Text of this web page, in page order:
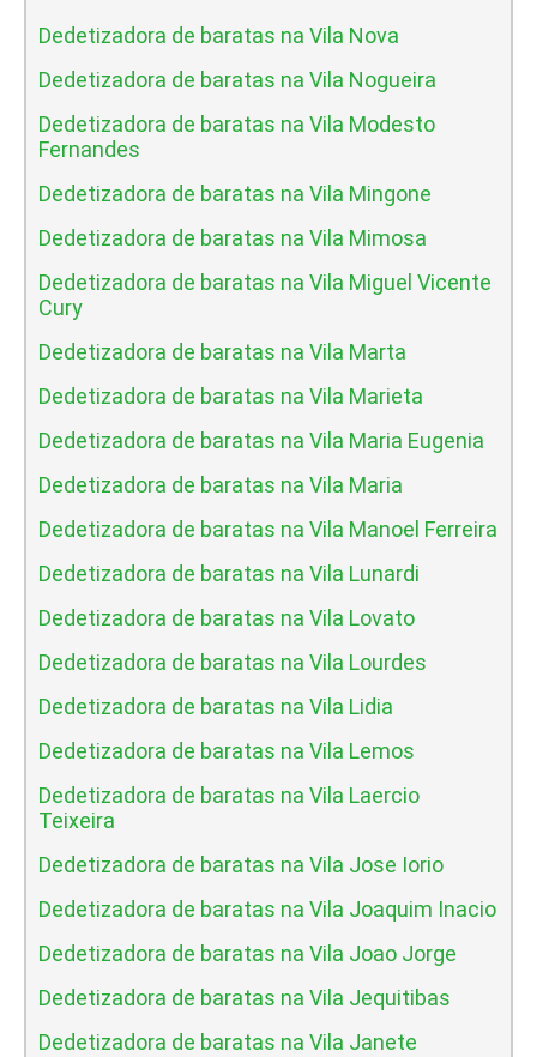
Dedetizadora de baratas na Vila Nova
Dedetizadora de baratas na Vila Nogueira
Dedetizadora de baratas na Vila Modesto
Fernandes
Dedetizadora de baratas na Vila Mingone
Dedetizadora de baratas na Vila Mimosa
Dedetizadora de baratas na Vila Miguel Vicente
Cury
Dedetizadora de baratas na Vila Marta
Dedetizadora de baratas na Vila Marieta
Dedetizadora de baratas na Vila Maria Eugenia
Dedetizadora de baratas na Vila Maria
Dedetizadora de baratas na Vila Manoel Ferreira
Dedetizadora de baratas na Vila Lunardi
Dedetizadora de baratas na Vila Lovato
Dedetizadora de baratas na Vila Lourdes
Dedetizadora de baratas na Vila Lidia
Dedetizadora de baratas na Vila Lemos
Dedetizadora de baratas na Vila Laercio
Teixeira
Dedetizadora de baratas na Vila Jose Iorio
Dedetizadora de baratas na Vila Joaquim Inacio
Dedetizadora de baratas na Vila Joao Jorge
Dedetizadora de baratas na Vila Jequitibas
Dedetizadora de baratas na Vila Janete